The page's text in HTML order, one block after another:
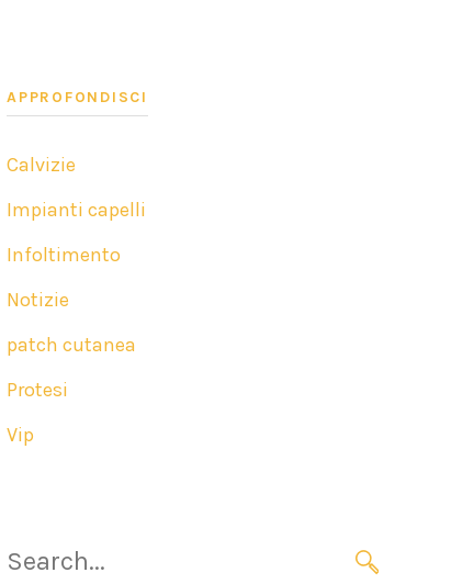
APPROFONDISCI
Calvizie
Impianti capelli
Infoltimento
Notizie
patch cutanea
Protesi
Vip